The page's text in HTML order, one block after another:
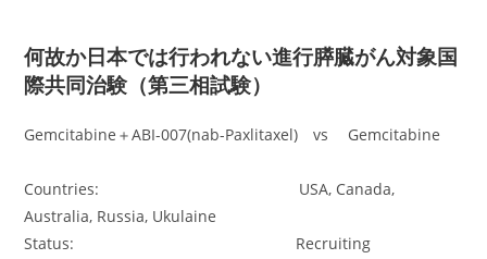
何故か日本では行われない進行膵臓がん対象国
際共同治験（第三相試験）
Gemcitabine＋ABI-007(nab-Paxlitaxel) vs Gemcitabine
Countries: USA, Canada,
Australia, Russia, Ukulaine
Status: Recruiting